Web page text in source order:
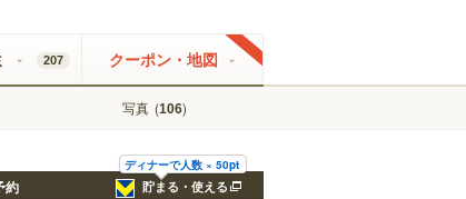
写真 (106)
207 クーポン・地図
ディナーで人数 × 50pt
貯まる・使える
約